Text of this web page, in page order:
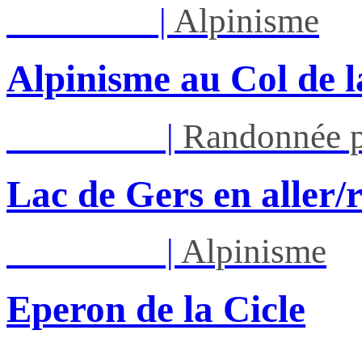
| Alpinisme
Alpinisme au Col de
| Randonnée
Lac de Gers en
| Alpinisme
Eperon de la Cicle